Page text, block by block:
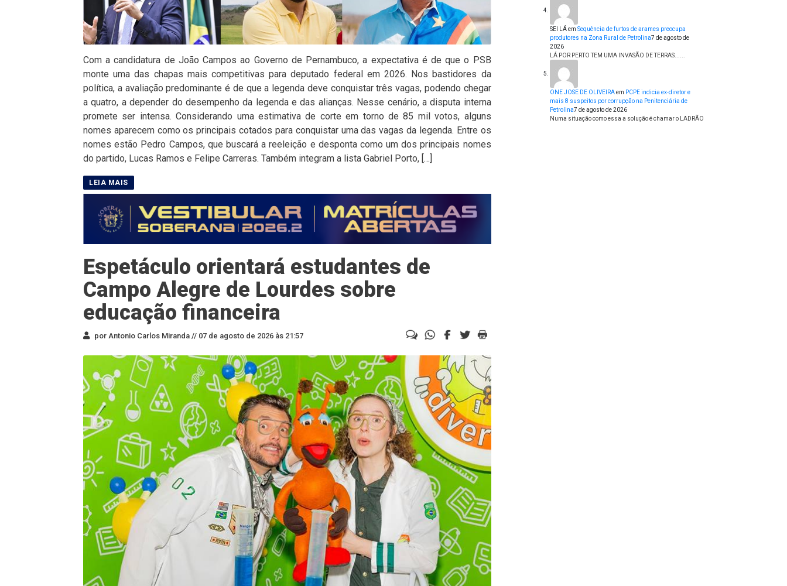
Com a candidatura de João Campos ao Governo de Pernambuco, a expectativa é de que o PSB
monte uma das chapas mais competitivas para deputado federal em 2026. Nos bastidores da
política, a avaliação predominante é de que a legenda deve conquistar três vagas, podendo chegar
a quatro, a depender do desempenho da legenda e das alianças. Nesse cenário, a disputa interna
promete ser intensa. Considerando uma estimativa de corte em torno de 85 mil votos, alguns
nomes aparecem como os principais cotados para conquistar uma das vagas da legenda. Entre os
nomes estão Pedro Campos, que buscará a reeleição e desponta como um dos principais nomes
do partido, Lucas Ramos e Felipe Carreras. Também integram a lista Gabriel Porto, […]
Espetáculo orientará estudantes de
Campo Alegre de Lourdes sobre
educação financeira
por Antonio Carlos Miranda // 07 de agosto de 2026 às 21:57
SEI LÁem Sequência de furtos de arames preocupa
produtores na Zona Rural de Petrolina7 de agosto de
2026
LÁ POR PERTO TEM UMA INVASÃO DE TERRAS......
ONE JOSE DE OLIVEIRAem PCPE indicia ex-diretor e
mais 8 suspeitos por corrupção na Penitenciária de
Petrolina7 de agosto de 2026
Numa situação como essa a solução é chamar o LADRÃO